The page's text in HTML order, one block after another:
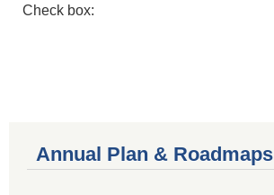
Check box:
Annual Plan & Roadmaps